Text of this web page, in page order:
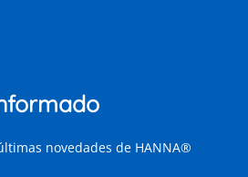
novedades de HANNA®